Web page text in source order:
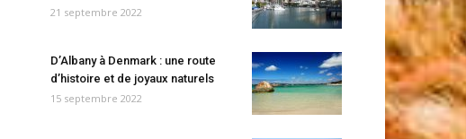
21 septembre 2022
D’Albany à Denmark : une route
d’histoire et de joyaux naturels
15 septembre 2022